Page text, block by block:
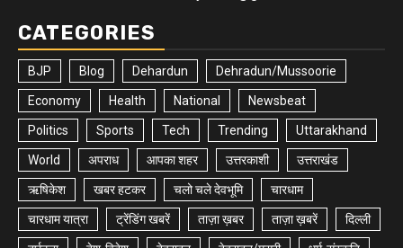
CATEGORIES
BJP Blog Dehardun Dehradun/Mussoorie
Economy Health National Newsbeat
Politics Sports Tech Trending Uttarakhand
World अपराध आपका शहर उत्तरकाशी उत्तराखंड
ऋषिकेश खबर हटकर चलो चले देवभूमि चारधाम
चारधाम यात्रा ट्रेंडिंग खबरें ताज़ा ख़बर ताज़ा ख़बरें दिल्ली